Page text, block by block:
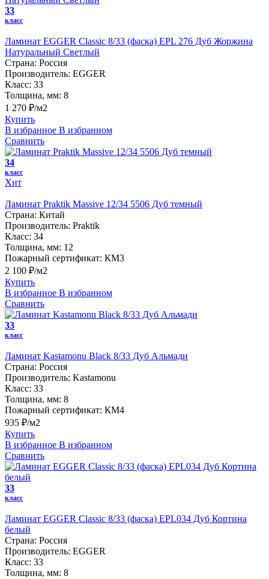
33
класс
Ламинат EGGER Classic 8/33 (фаска) EPL 276 Дуб Жоржина
Натуральный Светлый
Страна: Россия
Производитель: EGGER
Класс: 33
Толщина, мм: 8
1 270 ₽/м2
Купить
В избранное В избранном
Сравнить
34
класс
Хит
Ламинат Praktik Massive 12/34 5506 Дуб темный
Страна: Китай
Производитель: Praktik
Класс: 34
Толщина, мм: 12
Пожарный сертификат: КМ3
2 100 ₽/м2
Купить
В избранное В избранном
Сравнить
33
класс
Ламинат Kastamonu Black 8/33 Дуб Альмади
Страна: Россия
Производитель: Kastamonu
Класс: 33
Толщина, мм: 8
Пожарный сертификат: КМ4
935 ₽/м2
Купить
В избранное В избранном
Сравнить
33
класс
Ламинат EGGER Classic 8/33 (фаска) EPL034 Дуб Кортина
белый
Страна: Россия
Производитель: EGGER
Класс: 33
Толщина, мм: 8